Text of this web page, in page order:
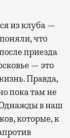
из клуба —
что
приезда
— это
Правда,
пока там не
в наш
которые, к